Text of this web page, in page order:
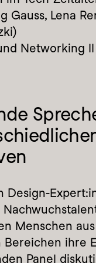
Gauss, Lena
Networking II
Design-
Menschen aus
Bereichen ihre
Panel